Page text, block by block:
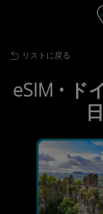
ナビゲ
Back to list
リストに戻る
eSIM • ド